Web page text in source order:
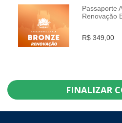
INFO
Passaporte
Renovação
R$ 349,00
FINALIZAR